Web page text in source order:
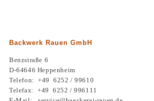
Backwerk Rauen GmbH
Benzstraße 6
D-64646 Heppenheim
Telefon: +49 6252 / 99610
Telefax: +49 6252 / 996111